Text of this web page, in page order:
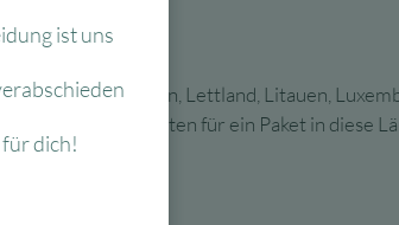
Italien, Lettland, Litauen,
Die Versandkosten für ein Paket in diese
ist uns
dich!